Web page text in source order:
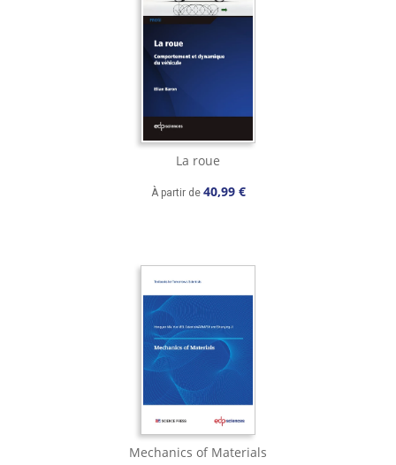
La roue
À partir de 40,99 €
Mechanics of Materials